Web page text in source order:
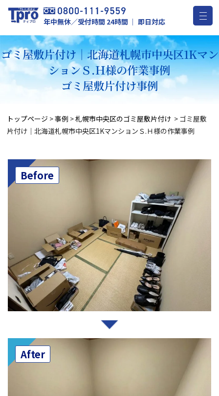
年中無休／受付時間 24時間 ｜ 即日対応
ゴミ屋敷片付け｜北海道札幌市中央区1Kマン
ションＳ.Ｈ様の作業事例
ゴミ屋敷片付け事例
トップページ >事例 >札幌市中央区のゴミ屋敷片付け > ゴミ屋敷
片付け｜北海道札幌市中央区1KマンションＳ.Ｈ様の作業事例
Before
After